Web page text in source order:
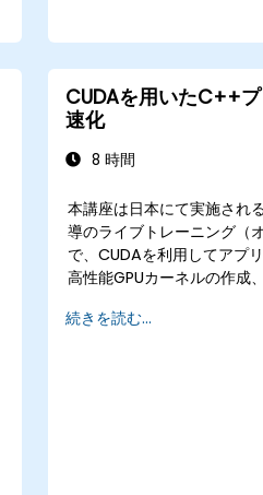
CUDAを用いたC++
速化
8 時間
本講座は日本にて実施され
導のライブトレーニング（
で、CUDAを利用してアプ
高性能GPUカーネルの作成
用を目指すC++開発者様に
続きを読む...